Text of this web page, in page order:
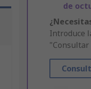
de
Introduce
"Consultar